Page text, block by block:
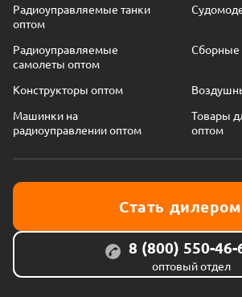
Радиоуправляемые танки
оптом
Радиоуправляемые
самолеты оптом
Сборные
Конструкторы оптом
Машинки на
радиоуправлении оптом
Товары
оптом
Стать дилером
8 (800) 550-46-
оптовый отдел